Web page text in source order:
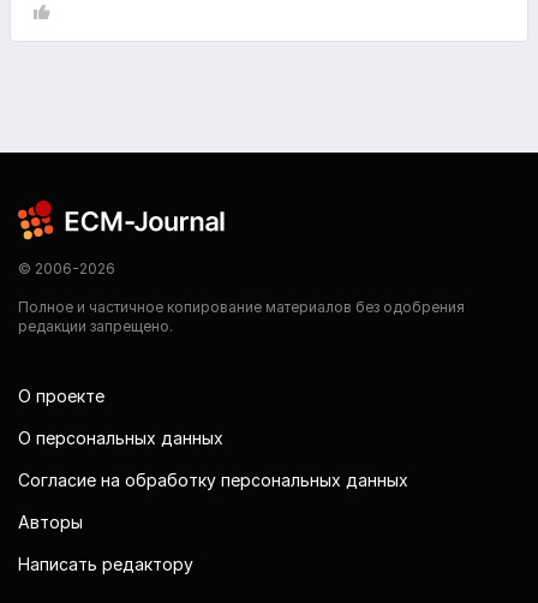
© 2006-2026
Полное и частичное копирование материалов без одобрения
редакции запрещено.
О проекте
О персональных данных
Согласие на обработку персональных данных
Авторы
Написать редактору